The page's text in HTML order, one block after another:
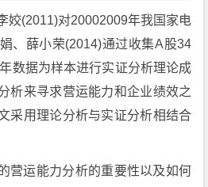
姣(2011)对20002009年我国家电
、薛小荣(2014)通过收集A股34
数据为样本进行实证分析理论成
析来寻求营运能力和企业绩效之
采用理论分析与实证分析相结合
营运能力分析的重要性以及如何